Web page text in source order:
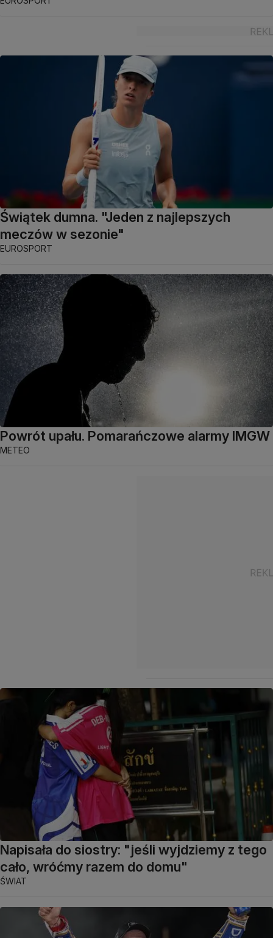
Świątek dumna. "Jeden z najlepszych
meczów w sezonie"
EUROSPORT
Powrót upału. Pomarańczowe alarmy IMGW
METEO
Napisała do siostry: "jeśli wyjdziemy z tego
cało, wróćmy razem do domu"
ŚWIAT